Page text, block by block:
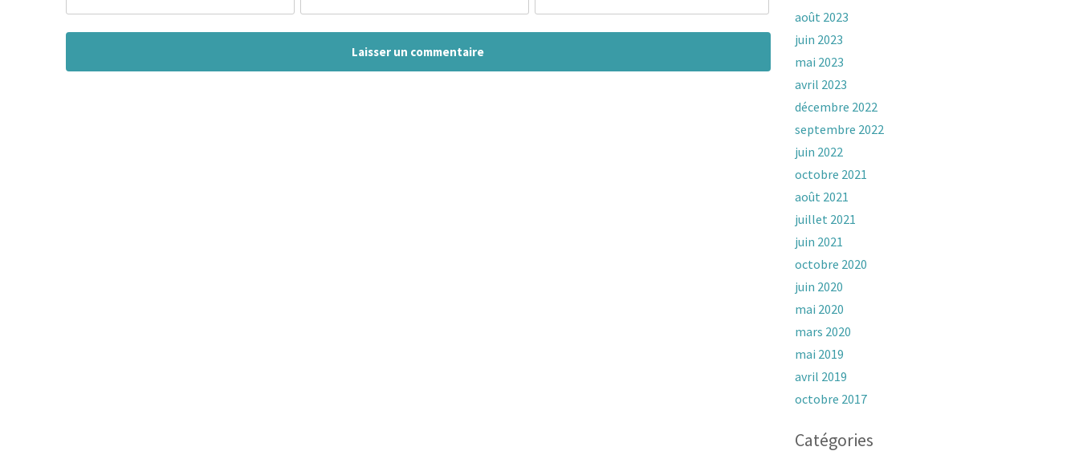
août 2023
juin 2023
mai 2023
avril 2023
décembre 2022
septembre 2022
juin 2022
octobre 2021
août 2021
juillet 2021
juin 2021
octobre 2020
juin 2020
mai 2020
mars 2020
mai 2019
avril 2019
octobre 2017
Catégories